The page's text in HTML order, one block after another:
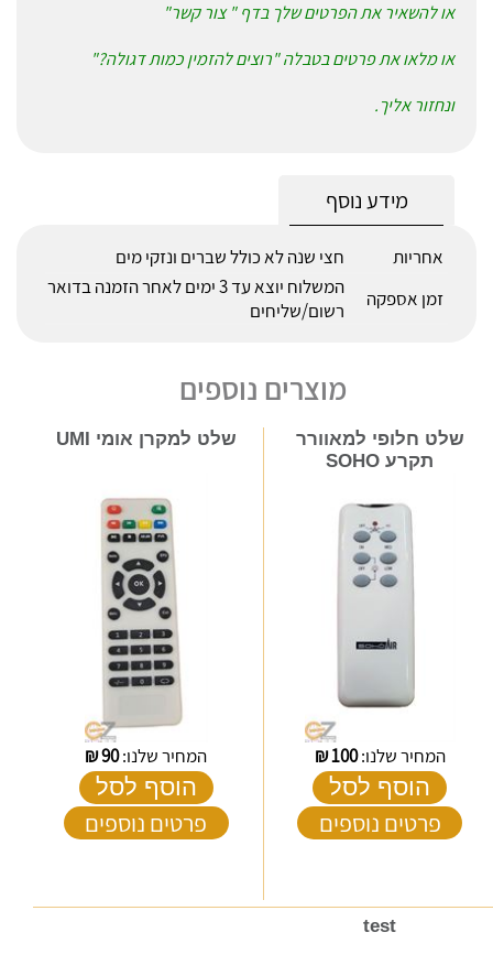
או להשאיר את הפרטים שלך בדף " צור קשר"
או מלאו את פרטים בטבלה "רוצים להזמין כמות דגולה?"
ונחזור אליך.
מידע נוסף
אחריות
חצי שנה לא כולל שברים ונזקי מים
זמן אספקה
המשלוח יוצא עד 3 ימים לאחר הזמנה בדואר
רשום/שליחים
מוצרים נוספים
שלט חלופי למאוורר
תקרע SOHO
המחיר שלנו:100
₪
הוסף לסל
פרטים נוספים
שלט למקרן אומי UMI
המחיר שלנו:90
₪
הוסף לסל
פרטים נוספים
test